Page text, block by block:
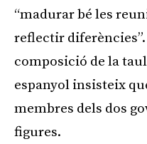
“madurar bé les
reflectir diferències”.
composició de la
espanyol insisteix
membres dels dos
figures.